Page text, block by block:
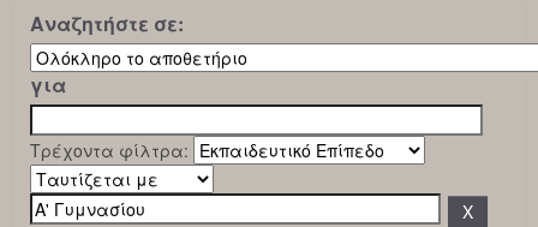
Αναζητήστε σε:
για
Τρέχοντα φίλτρα: